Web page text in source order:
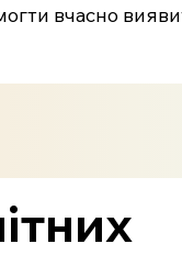
вчасно